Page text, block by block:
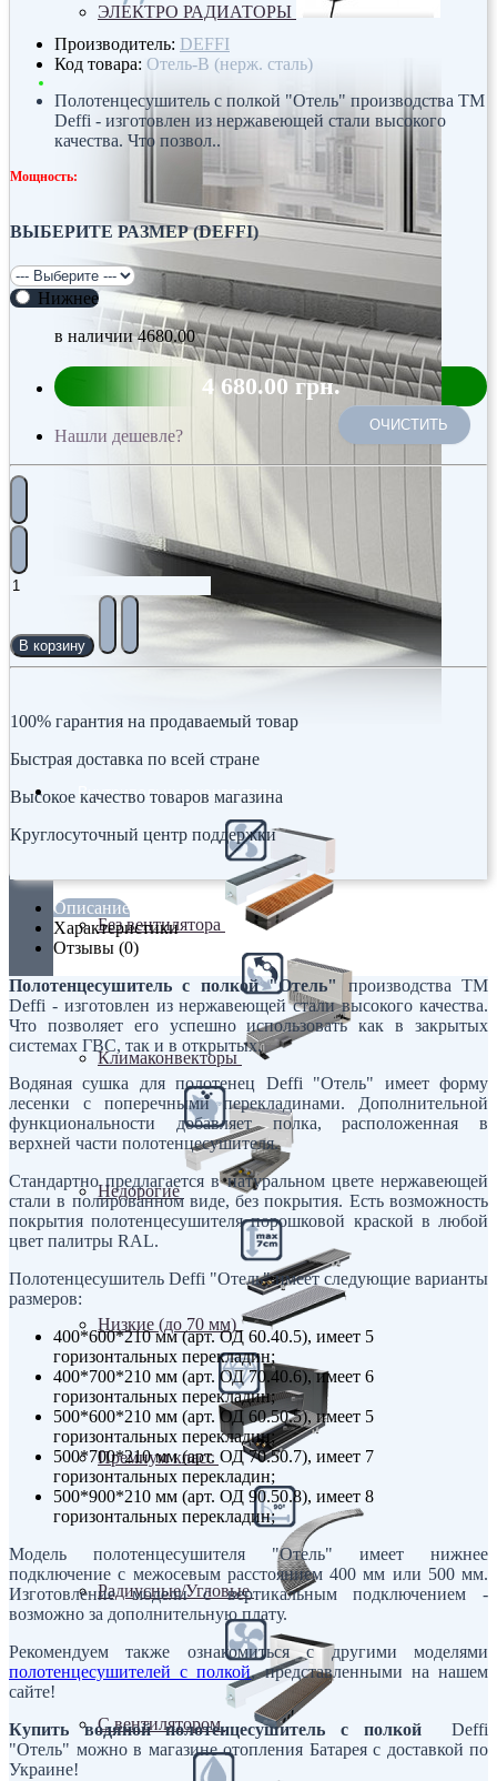
ЭЛЕКТРО РАДИАТОРЫ
Внутрипольные конвекторы
Без вентилятора
Климаконвекторы
Недорогие
Низкие (до 70 мм)
Премиум класс
Радиусные/Угловые
С вентилятором
Производитель: DEFFI
Код товара: Отель-В (нерж. сталь)
Полотенцесушитель с полкой "Отель" производства ТМ
Deffi - изготовлен из нержавеющей стали высокого
качества. Что позвол..
Мощность:
ВЫБЕРИТЕ РАЗМЕР (DEFFI)
Нижнее
в наличии4680.00
4 680.00 грн.
Нашли дешевле?
ОЧИСТИТЬ
В корзину
100% гарантия на продаваемый товар
Быстрая доставка по всей стране
Высокое качество товаров магазина
Круглосуточный центр поддержки
Описание
Характеристики
Отзывы (0)
Полотенцесушитель с полкой "Отель"
производства ТМ
Deffi - изготовлен из нержавеющей стали высокого качества.
Что позволяет его успешно использовать как в закрытых
системах ГВС, так и в открытых.
Водяная сушка для полотенец Deffi "Отель" имеет форму
лесенки с поперечными перекладинами. Дополнительной
функциональности добавляет полка, расположенная в
верхней части полотенцесушителя.
Стандартно предлагается в натуральном цвете нержавеющей
стали в полированном виде, без покрытия. Есть возможность
покрытия полотенцесушителя порошковой краской в любой
цвет палитры RAL.
Полотенцесушитель Deffi "Отель" имеет следующие варианты
размеров:
400*600*210 мм (арт. ОД 60.40.5), имеет 5
горизонтальных перекладин;
400*700*210 мм (арт. ОД 70.40.6), имеет 6
горизонтальных перекладин;
500*600*210 мм (арт. ОД 60.50.5), имеет 5
горизонтальных перекладин;
500*700*210 мм (арт. ОД 70.50.7), имеет 7
горизонтальных перекладин;
500*900*210 мм (арт. ОД 90.50.8), имеет 8
горизонтальных перекладин;
Модель полотенцесушителя "Отель" имеет нижнее
подключение с межосевым расстоянием 400 мм или 500 мм.
Изготовление модели с вертикальным подключением -
возможно за дополнительную плату.
Рекомендуем также ознакомиться с другими моделями
полотенцесушителей с полкой, представленными на нашем
сайте!
Купить водяной полотенцесушитель с полкой
Deffi
"Отель" можно в магазине отопления Батарея с доставкой по
Украине!